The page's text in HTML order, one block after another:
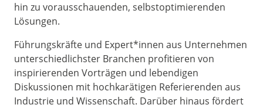
hin zu vorausschauenden, selbstoptimierenden
Lösungen.
Führungskräfte und Expert*innen aus Unternehmen
unterschiedlichster Branchen profitieren von
inspirierenden Vorträgen und lebendigen
Diskussionen mit hochkarätigen Referierenden aus
Industrie und Wissenschaft. Darüber hinaus fördert